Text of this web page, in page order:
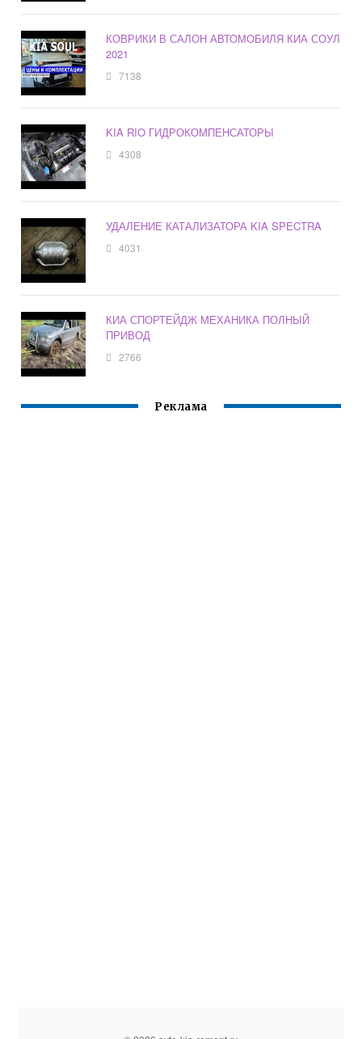
КОВРИКИ В САЛОН АВТОМОБИЛЯ КИА СОУЛ
2021
7138
KIA RIO ГИДРОКОМПЕНСАТОРЫ
4308
УДАЛЕНИЕ КАТАЛИЗАТОРА KIA SPECTRA
4031
КИА СПОРТЕЙДЖ МЕХАНИКА ПОЛНЫЙ
ПРИВОД
2766
Реклама